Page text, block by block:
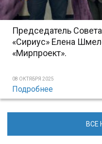
Председатель
«Сириус» Елена
«Мирпроект».
08 ОКТЯБРЯ 2025
Подробнее
ВСЕ